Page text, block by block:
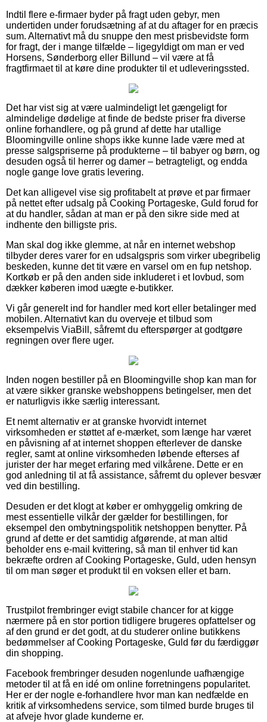
Indtil flere e-firmaer byder på fragt uden gebyr, men
undertiden under forudsætning af at du aftager for en præcis
sum. Alternativt må du snuppe den mest prisbevidste form
for fragt, der i mange tilfælde – ligegyldigt om man er ved
Horsens, Sønderborg eller Billund – vil være at få
fragtfirmaet til at køre dine produkter til et udleveringssted.
Det har vist sig at være ualmindeligt let gængeligt for
almindelige dødelige at finde de bedste priser fra diverse
online forhandlere, og på grund af dette har utallige
Bloomingville online shops ikke kunne lade være med at
presse salgspriserne på produkterne – til babyer og børn, og
desuden også til herrer og damer – betragteligt, og endda
nogle gange love gratis levering.
Det kan alligevel vise sig profitabelt at prøve et par firmaer
på nettet efter udsalg på Cooking Portageske, Guld forud for
at du handler, sådan at man er på den sikre side med at
indhente den billigste pris.
Man skal dog ikke glemme, at når en internet webshop
tilbyder deres varer for en udsalgspris som virker ubegribelig
beskeden, kunne det tit være en varsel om en fup netshop.
Kortkøb er på den anden side inkluderet i et lovbud, som
dækker køberen imod uægte e-butikker.
Vi går generelt ind for handler med kort eller betalinger med
mobilen. Alternativt kan du overveje et tilbud som
eksempelvis ViaBill, såfremt du efterspørger at godtgøre
regningen over flere uger.
Inden nogen bestiller på en Bloomingville shop kan man for
at være sikker granske webshoppens betingelser, men det
er naturligvis ikke særlig interessant.
Et nemt alternativ er at granske hvorvidt internet
virksomheden er støttet af e-mærket, som længe har været
en påvisning af at internet shoppen efterlever de danske
regler, samt at online virksomheden løbende efterses af
jurister der har meget erfaring med vilkårene. Dette er en
god anledning til at få assistance, såfremt du oplever besvær
ved din bestilling.
Desuden er det klogt at køber er omhyggelig omkring de
mest essentielle vilkår der gælder for bestillingen, for
eksempel den ombytningspolitik netshoppen benytter. På
grund af dette er det samtidig afgørende, at man altid
beholder ens e-mail kvittering, så man til enhver tid kan
bekræfte ordren af Cooking Portageske, Guld, uden hensyn
til om man søger et produkt til en voksen eller et barn.
Trustpilot frembringer evigt stabile chancer for at kigge
nærmere på en stor portion tidligere brugeres opfattelser og
af den grund er det godt, at du studerer online butikkens
bedømmelser af Cooking Portageske, Guld før du færdiggør
din shopping.
Facebook frembringer desuden nogenlunde uafhængige
metoder til at få en idé om online forretningens popularitet.
Her er der nogle e-forhandlere hvor man kan nedfælde en
kritik af virksomhedens service, som tilmed burde bruges til
at afveje hvor glade kunderne er.